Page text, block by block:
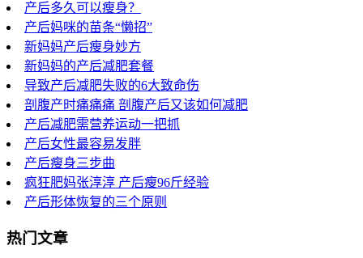
产后多久可以瘦身？
产后妈咪的苗条“懒招”
新妈妈产后瘦身妙方
新妈妈的产后减肥套餐
导致产后减肥失败的6大致命伤
剖腹产时痛痛痛 剖腹产后又该如何减肥
产后减肥需营养运动一把抓
产后女性最容易发胖
产后瘦身三步曲
疯狂肥妈张淳淳 产后瘦96斤经验
产后形体恢复的三个原则
热门文章